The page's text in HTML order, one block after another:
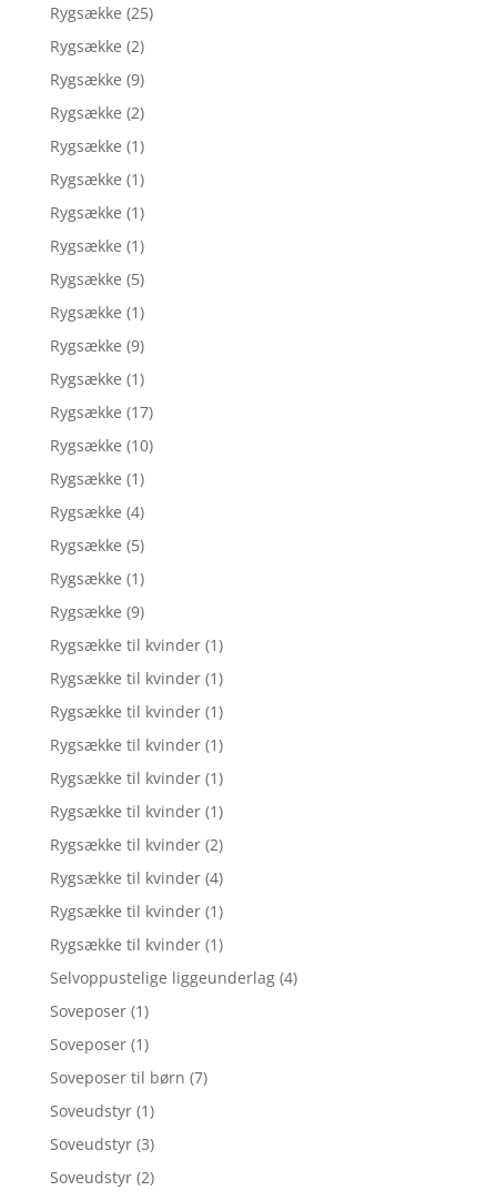
Rygsække (25)
Rygsække (2)
Rygsække (9)
Rygsække (2)
Rygsække (1)
Rygsække (1)
Rygsække (1)
Rygsække (1)
Rygsække (5)
Rygsække (1)
Rygsække (9)
Rygsække (1)
Rygsække (17)
Rygsække (10)
Rygsække (1)
Rygsække (4)
Rygsække (5)
Rygsække (1)
Rygsække (9)
Rygsække til kvinder (1)
Rygsække til kvinder (1)
Rygsække til kvinder (1)
Rygsække til kvinder (1)
Rygsække til kvinder (1)
Rygsække til kvinder (1)
Rygsække til kvinder (2)
Rygsække til kvinder (4)
Rygsække til kvinder (1)
Rygsække til kvinder (1)
Selvoppustelige liggeunderlag (4)
Soveposer (1)
Soveposer (1)
Soveposer til børn (7)
Soveudstyr (1)
Soveudstyr (3)
Soveudstyr (2)